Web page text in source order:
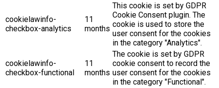
cookielawinfo-
checkbox-analytics
11
months
This cookie is set by GDPR
Cookie Consent plugin. The
cookie is used to store the
user consent for the cookies
in the category "Analytics".
cookielawinfo-
checkbox-functional
11
months
The cookie is set by GDPR
cookie consent to record the
user consent for the cookies
in the category "Functional".